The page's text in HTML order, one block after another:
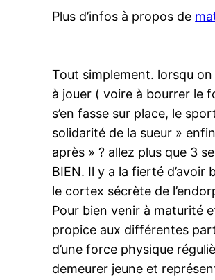
Plus d’infos à propos de
Tout simplement. lorsqu
à jouer ( voire à bourrer le
s’en fasse sur place, le
solidarité de la sueur »
après » ? allez plus que 3
BIEN. Il y a la fierté
le cortex sécrète de
Pour bien venir à maturité
propice aux différentes
d’une force physique
demeurer jeune et